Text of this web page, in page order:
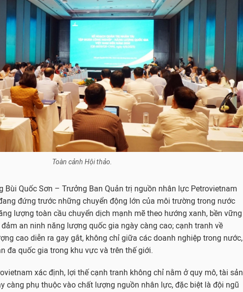
Toàn cảnh Hội thảo.
Bùi Quốc Sơn – Trưởng Ban Quản trị nguồn nhân lực Petrovietnam
đứng trước những chuyển động lớn của môi trường trong nước
lượng toàn cầu chuyển dịch mạnh mẽ theo hướng xanh, bền vững
an ninh năng lượng quốc gia ngày càng cao; cạnh tranh về
cao diễn ra gay gắt, không chỉ giữa các doanh nghiệp trong nước,
đa quốc gia trong khu vực và trên thế giới.
xác định, lợi thế cạnh tranh không chỉ nằm ở quy mô, tài sản
càng phụ thuộc vào chất lượng nguồn nhân lực, đặc biệt là đội ngũ